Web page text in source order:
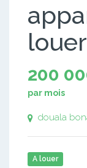
200
par mois
douala
A louer